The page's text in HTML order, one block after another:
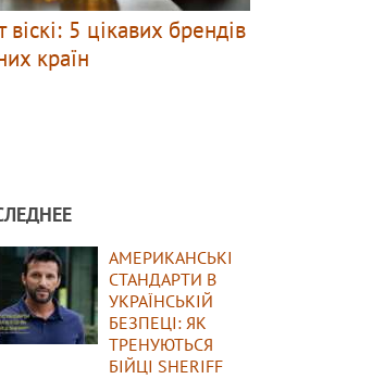
віскі: 5 цікавих брендів
країн
АМЕРИКАНСЬКІ
СТАНДАРТИ В
УКРАЇНСЬКІЙ
БЕЗПЕЦІ: ЯК
ТРЕНУЮТЬСЯ
БІЙЦІ SHERIFF